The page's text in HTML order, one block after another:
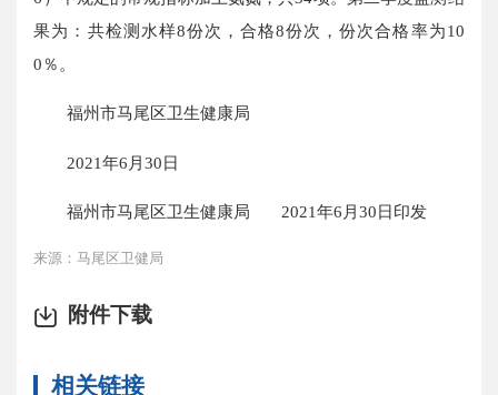
果为：共检测水样8份次，合格8份次，份次合格率为10
0％。
福州市马尾区卫生健康局
2021年6月30日
福州市马尾区卫生健康局 2021年6月30日印发
来源：马尾区卫健局
附件下载
相关链接